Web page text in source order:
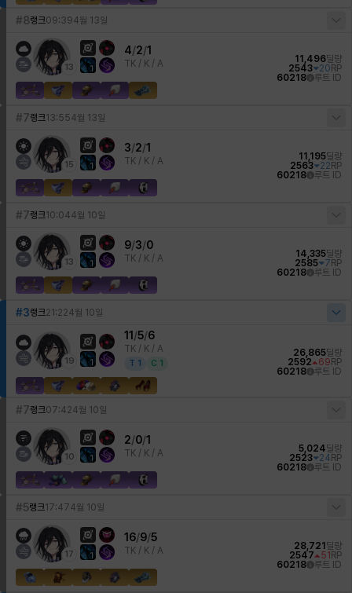
#8랭크09:394월 13일
13 1
4/2/1
TK / K / A 11,496딜량
2543
20 RP
60218
루트 ID
#7랭크13:554월 13일
15 1
3/2/1
TK / K / A 11,195딜량
2563
22 RP
60218
루트 ID
#7랭크10:044월 10일
13 1
9/3/0
TK / K / A 14,335딜량
2585
7 RP
60218
루트 ID
#3랭크21:224월 10일
19 1
11 /5/6
TK / K / A
T 1 C 1
26,865딜량
2592
69 RP
60218
루트 ID
#7랭크07:424월 10일
10 1
2/0/1
TK / K / A 5,024딜량
2523
24 RP
60218
루트 ID
#5랭크17:474월 10일
17 1
16/9/5
TK / K / A 28,721 딜량
2547
51 RP
60218
루트 ID